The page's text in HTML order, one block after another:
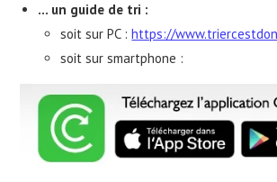
… un guide de tri :
soit sur PC :https://
soit sur smartphone :